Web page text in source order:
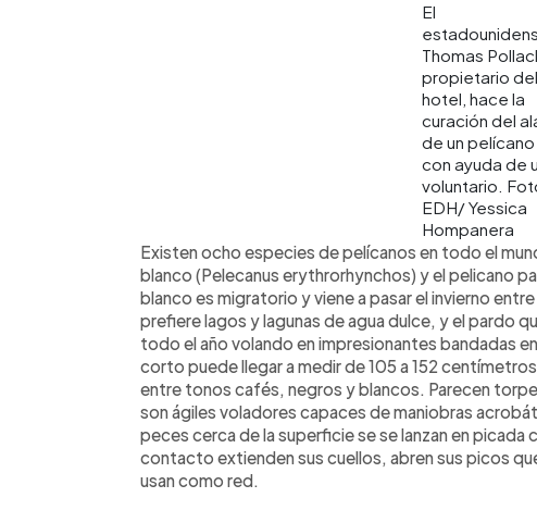
El
Thomas
propietario del
hotel, hace la
curación del
de un pelícano
con ayuda de
voluntario.
EDH/ Yessica
Hompanera
Existen ocho especies de pelícanos en todo el
blanco (Pelecanus erythrorhynchos) y el pelicano
blanco es migratorio y viene a pasar el invierno
prefiere lagos y lagunas de agua dulce, y el pardo
todo el año volando en impresionantes bandadas
corto puede llegar a medir de 105 a 152
entre tonos cafés, negros y blancos. Parecen
son ágiles voladores capaces de maniobras
peces cerca de la superficie se se lanzan en
contacto extienden sus cuellos, abren sus picos
usan como red.